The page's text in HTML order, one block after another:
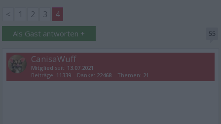
<
1 2 3 4
Als Gast antworten + 55
CanisaWuff
Mitglied seit: 13.07.2021
Beiträge: 11339 Danke: 22468 Themen: 21